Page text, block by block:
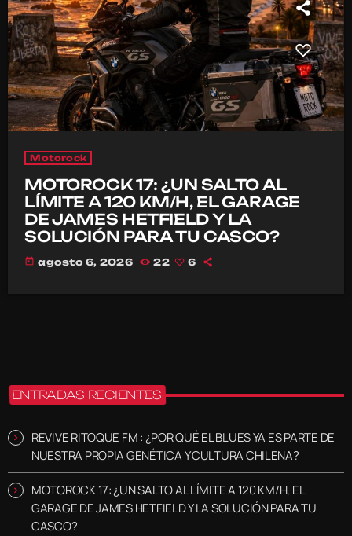
Motorock
MOTOROCK 17: ¿UN SALTO AL
LÍMITE A 120 KM/H, EL GARAGE
DE JAMES HETFIELD Y LA
SOLUCIÓN PARA TU CASCO?
today agosto 6, 2026 22 6
ENTRADAS RECIENTES
REVIVE RITOQUE FM : ¿POR QUÉ EL BLUES YA ES PARTE DE
NUESTRA PROPIA GENÉTICA Y CULTURA CHILENA?
MOTOROCK 17: ¿UN SALTO AL LÍMITE A 120 KM/H, EL
GARAGE DE JAMES HETFIELD Y LA SOLUCIÓN PARA TU
CASCO?